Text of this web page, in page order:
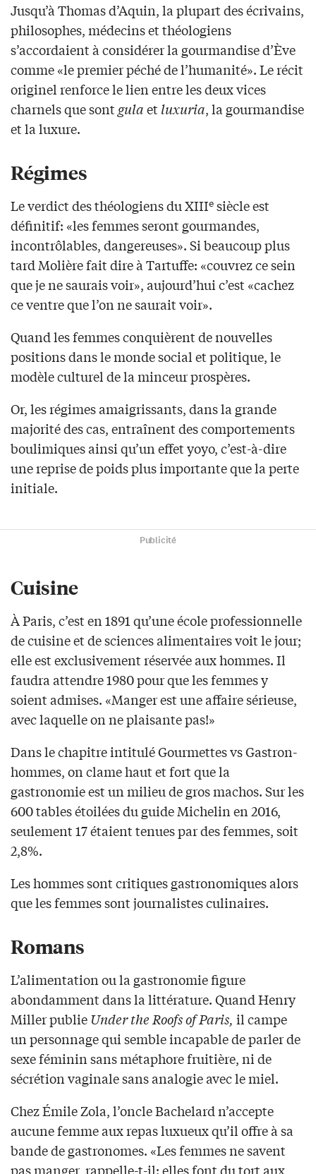
Jusqu’à Thomas d’Aquin, la plupart des écrivains,
philosophes, médecins et théologiens
s’accordaient à considérer la gourmandise d’Ève
comme «le premier péché de l’humanité». Le récit
originel renforce le lien entre les deux vices
charnels que sontgulaetluxuria, la gourmandise
et la luxure.
Régimes
Le verdict des théologiens du XIIIe siècle est
définitif: «les femmes seront gourmandes,
incontrôlables, dangereuses». Si beaucoup plus
tard Molière fait dire à Tartuffe: «couvrez ce sein
que je ne saurais voir», aujourd’hui c’est «cachez
ce ventre que l’on ne saurait voir».
Quand les femmes conquièrent de nouvelles
positions dans le monde social et politique, le
modèle culturel de la minceur prospères.
Or, les régimes amaigrissants, dans la grande
majorité des cas, entraînent des comportements
boulimiques ainsi qu’un effet yoyo, c’est-à-dire
une reprise de poids plus importante que la perte
initiale.
Publicité
Cuisine
À Paris, c’est en 1891 qu’une école professionnelle
de cuisine et de sciences alimentaires voit le jour;
elle est exclusivement réservée aux hommes. Il
faudra attendre 1980 pour que les femmes y
soient admises. «Manger est une affaire sérieuse,
avec laquelle on ne plaisante pas!»
Dans le chapitre intitulé Gourmettes vs Gastron-
hommes, on clame haut et fort que la
gastronomie est un milieu de gros machos. Sur les
600 tables étoilées du guide Michelin en 2016,
seulement 17 étaient tenues par des femmes, soit
2,8%.
Les hommes sont critiques gastronomiques alors
que les femmes sont journalistes culinaires.
Romans
L’alimentation ou la gastronomie figure
abondamment dans la littérature. Quand Henry
Miller publieUnder the Roofs of Paris, il campe
un personnage qui semble incapable de parler de
sexe féminin sans métaphore fruitière, ni de
sécrétion vaginale sans analogie avec le miel.
Chez Émile Zola, l’oncle Bachelard n’accepte
aucune femme aux repas luxueux qu’il offre à sa
bande de gastronomes. «Les femmes ne savent
pas manger, rappelle-t-il: elles font du tort aux